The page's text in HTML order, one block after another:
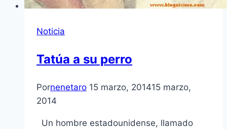
Noticia
Tatúa a su perro
Pornenetaro 15 marzo, 201415 marzo,
2014
Un hombre estadounidense, llamado